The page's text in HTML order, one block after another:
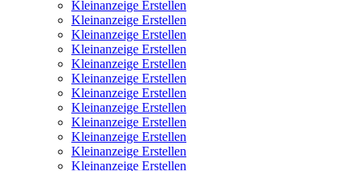
Kleinanzeige Erstellen
Kleinanzeige Erstellen
Kleinanzeige Erstellen
Kleinanzeige Erstellen
Kleinanzeige Erstellen
Kleinanzeige Erstellen
Kleinanzeige Erstellen
Kleinanzeige Erstellen
Kleinanzeige Erstellen
Kleinanzeige Erstellen
Kleinanzeige Erstellen
Kleinanzeige Erstellen